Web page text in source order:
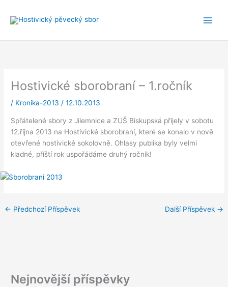
Hostivické sborobraní – 1.ročník
/ Kronika-2013 /12.10.2013
Spřátelené sbory z Jilemnice a ZUŠ Biskupská přijely v sobotu
12.října 2013 na Hostivické sborobraní, které se konalo v nově
otevřené hostivické sokolovně. Ohlasy publika byly velmi
kladné, příští rok uspořádáme druhý ročník!
← Předchozí Příspěvek Další Příspěvek →
Nejnovější příspěvky